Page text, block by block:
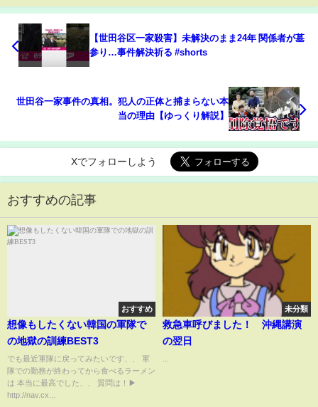
【世田谷区一家殺害】未解決のまま24年 関係者が墓
参り…事件解決祈る #shorts
世田谷一家事件の真相。犯人の正体と捕まらない本
当の理由【ゆっくり解説】
Xでフォローしよう
おすすめの記事
おすすめ
想像もしたくない韓国の軍隊で
の地獄の訓練BEST3
でも最近軍隊に戻ってみたいです、、 軍
隊での勤務が終わってから食べるラーメン
は 本当に最高でした、、 質問は！▶
http://nav.cx...
未分類
救急車呼びました！ 沖縄講演
の翌日